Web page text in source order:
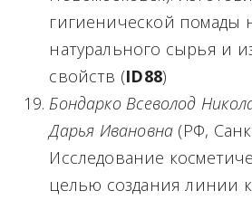
гигиенической помады
натурального сырья и
свойств (ID88)
Бондарко Всеволод
Дарья Ивановна (РФ,
Исследование
целью создания линии